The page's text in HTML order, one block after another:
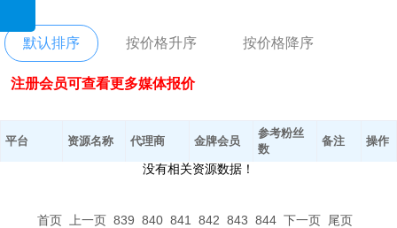
默认排序 按价格升序 按价格降序
注册会员可查看更多媒体报价
平台 资源名称 代理商 金牌会员
参考粉丝
数
备注 操作
没有相关资源数据！
首页 上一页 839 840 841 842 843 844 下一页 尾页